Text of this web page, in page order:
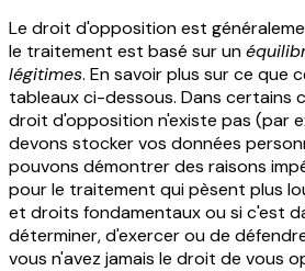
Le droit d'opposition est
le traitement est basé sur un
légitimes. En savoir plus sur ce que
tableaux ci-dessous. Dans certains
droit d'opposition n'existe pas (par
devons stocker vos données
pouvons démontrer des raisons
pour le traitement qui pèsent plus
et droits fondamentaux ou si c'est
déterminer, d'exercer ou de
vous n'avez jamais le droit de vous